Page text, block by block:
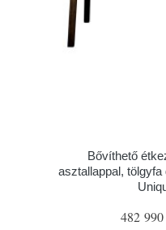
Bővíthető
asztallappal,
482